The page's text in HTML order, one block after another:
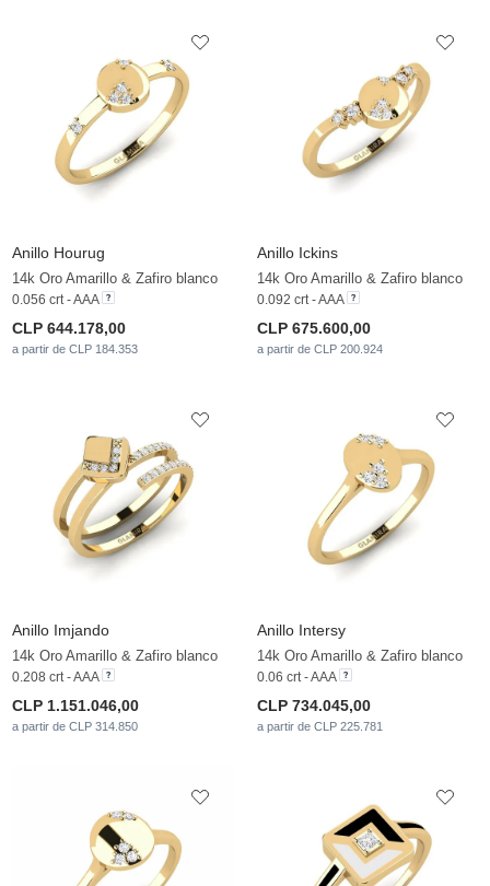
Anillo Hourug
14k Oro Amarillo & Zafiro blanco
0.056 crt - AAA
CLP 644.178,00
a partir de CLP 184.353
Anillo Ickins
14k Oro Amarillo & Zafiro blanco
0.092 crt - AAA
CLP 675.600,00
a partir de CLP 200.924
Anillo Imjando
14k Oro Amarillo & Zafiro blanco
0.208 crt - AAA
CLP 1.151.046,00
a partir de CLP 314.850
Anillo Intersy
14k Oro Amarillo & Zafiro blanco
0.06 crt - AAA
CLP 734.045,00
a partir de CLP 225.781